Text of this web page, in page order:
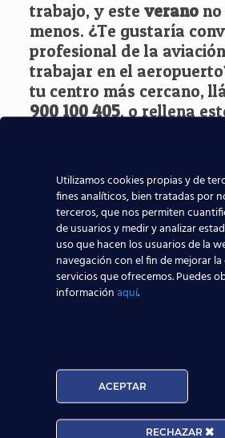
trabajo, y este veranono
menos. ¿Te gustaría
profesional de la
trabajar en el
tu centro más cercano,
900 100 405, o rellena
Solicita
Utilizamos cookies propias y de
fines analíticos, bien tratadas por
terceros, que nos permiten
de usuarios y medir y analizar
uso que hacen los usuarios de la
navegación con el fin de mejorar
servicios que ofrecemos. Puedes
informaciónaquí.
ACEPTAR
RECHAZAR